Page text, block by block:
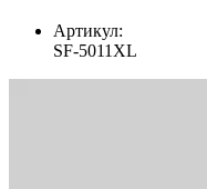
Артикул:
SF-5011XL